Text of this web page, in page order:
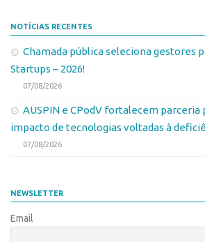
INCTs
PRPI/USP
InovaUSP
Bússola da Inovação
Agenda AUSPIN
Fala Inovação (Webinar)
NOTÍCIAS RECENTES
Chamada pública seleciona gestores
Startups – 2026!
07/08/2026
AUSPIN e CPodV fortalecem parceria
impacto de tecnologias voltadas à
07/08/2026
NEWSLETTER
Email